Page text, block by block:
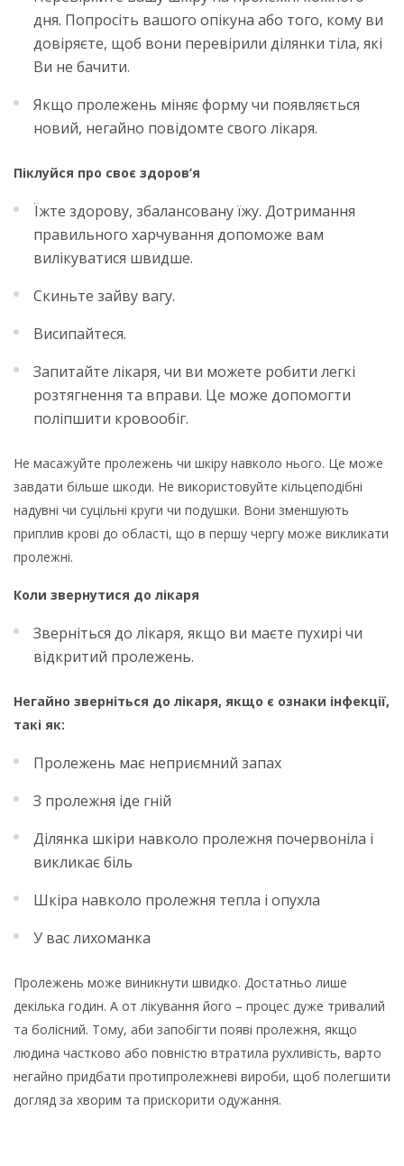
дня. Попросіть вашого опікуна або того, кому ви
довіряєте, щоб вони перевірили ділянки тіла, які
Ви не бачити.
Якщо пролежень міняє форму чи появляється
новий, негайно повідомте свого лікаря.
Піклуйся про своє здоров’я
Їжте здорову, збалансовану їжу. Дотримання
правильного харчування допоможе вам
вилікуватися швидше.
Скиньте зайву вагу.
Висипайтеся.
Запитайте лікаря, чи ви можете робити легкі
розтягнення та вправи. Це може допомогти
поліпшити кровообіг.
Не масажуйте пролежень чи шкіру навколо нього. Це може
завдати більше шкоди. Не використовуйте кільцеподібні
надувні чи суцільні круги чи подушки. Вони зменшують
приплив крові до області, що в першу чергу може викликати
пролежні.
Коли звернутися до лікаря
Зверніться до лікаря, якщо ви маєте пухирі чи
відкритий пролежень.
Негайно зверніться до лікаря, якщо є ознаки інфекції,
такі як:
Пролежень має неприємний запах
З пролежня іде гній
Ділянка шкіри навколо пролежня почервоніла і
викликає біль
Шкіра навколо пролежня тепла і опухла
У вас лихоманка
Пролежень може виникнути швидко. Достатньо лише
декілька годин. А от лікування його – процес дуже тривалий
та болісний. Тому, аби запобігти появі пролежня, якщо
людина частково або повністю втратила рухливість, варто
негайно придбати протипролежневі вироби, щоб полегшити
догляд за хворим та прискорити одужання.